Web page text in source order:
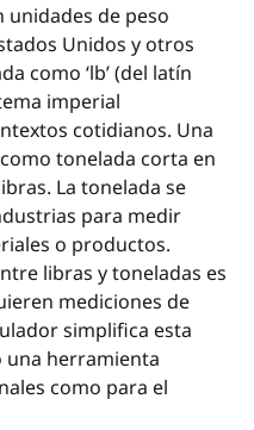
unidades de peso
Unidos y otros
como ‘lb’ (del latín
imperial
cotidianos. Una
tonelada corta en
La tonelada se
para medir
o productos.
libras y toneladas es
mediciones de
simplifica esta
herramienta
como para el